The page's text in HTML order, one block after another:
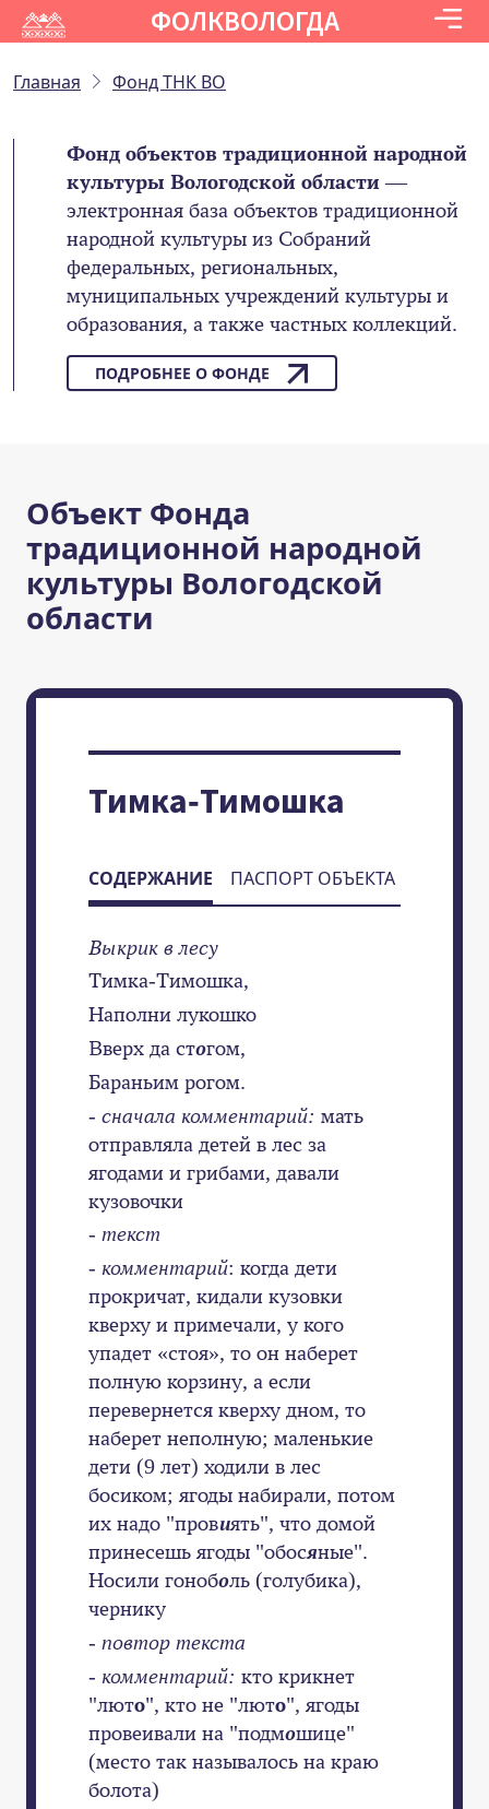
ФОЛКВОЛОГДА
Главная Фонд ТНК ВО
Фонд объектов традиционной народной
культуры Вологодской области—
электронная база объектов традиционной
народной культуры из Собраний
федеральных, региональных,
муниципальных учреждений культуры и
образования, а также частных коллекций.
ПОДРОБНЕЕ О ФОНДЕ
Объект Фонда
традиционной народной
культуры Вологодской
области
Тимка-Тимошка
СОДЕРЖАНИЕ ПАСПОРТ ОБЪЕКТА
Выкрик в лесу
Тимка-Тимошка,
Наполни лукошко
Вверх да стогом,
Бараньим рогом.
- сначала комментарий: мать
отправляла детей в лес за
ягодами и грибами, давали
кузовочки
- текст
- комментарий: когда дети
прокричат, кидали кузовки
кверху и примечали, у кого
упадет «стоя», то он наберет
полную корзину, а если
перевернется кверху дном, то
наберет неполную; маленькие
дети (9 лет) ходили в лес
босиком; ягоды набирали, потом
их надо "провиять", что домой
принесешь ягоды "обосяные".
Носили гоноболь (голубика),
чернику
- повтор текста
- комментарий: кто крикнет
"люто", кто не "люто", ягоды
провеивали на "подмошице"
(место так называлось на краю
болота)